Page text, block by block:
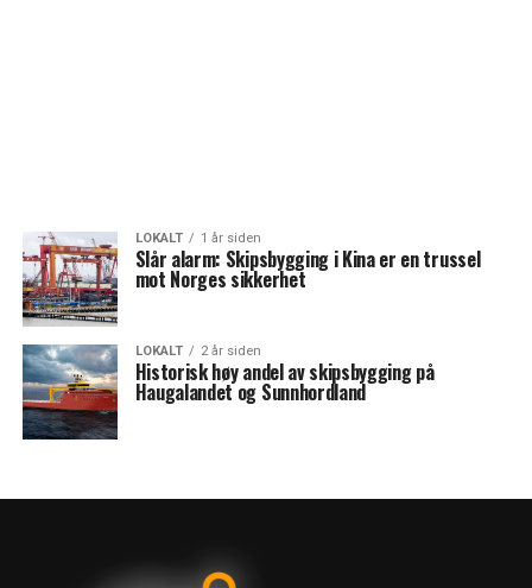
LOKALT 1 år siden
Slår alarm: Skipsbygging i Kina er en trussel
mot Norges sikkerhet
LOKALT 2 år siden
Historisk høy andel av skipsbygging på
Haugalandet og Sunnhordland